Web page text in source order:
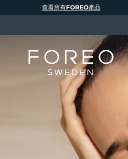
查看所有FOREO產品